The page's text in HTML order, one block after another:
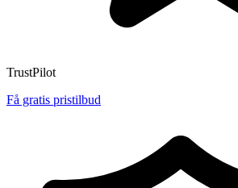
TrustPilot
Få gratis pristilbud